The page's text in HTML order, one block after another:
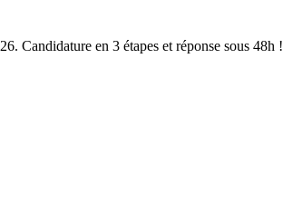
Candidature en 3 étapes et réponse sous 48h !